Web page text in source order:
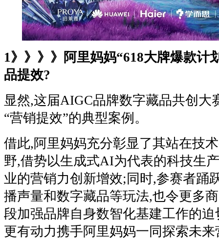
1》》》》阿里妈妈“618大牌爆款计
品提效?
显然,这届AIGC品牌数字藏品共创大
“营销提效”的典型案例。
借此,阿里妈妈充分彰显了其站在技
野,借势以生成式AI为代表的科技生
业的营销力创新增效;同时,参赛者踊
播声量和数字藏品等玩法,也令更多
段加强品牌自身数智化基建工作的
更有动力携手阿里妈妈一同探索未